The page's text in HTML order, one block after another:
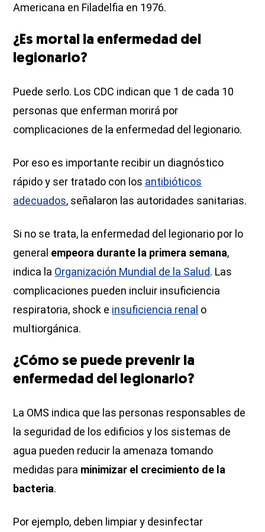
Americana en Filadelfia en 1976.
¿Es mortal la enfermedad del
legionario?
Puede serlo. Los CDC indican que 1 de cada 10
personas que enferman morirá por
complicaciones de la enfermedad del legionario.
Por eso es importante recibir un diagnóstico
rápido y ser tratado con los antibióticos
adecuados, señalaron las autoridades sanitarias.
Si no se trata, la enfermedad del legionario por lo
general empeora durante la primera semana,
indica la Organización Mundial de la Salud. Las
complicaciones pueden incluir insuficiencia
respiratoria, shock e insuficiencia renal o
multiorgánica.
¿Cómo se puede prevenir la
enfermedad del legionario?
La OMS indica que las personas responsables de
la seguridad de los edificios y los sistemas de
agua pueden reducir la amenaza tomando
medidas para minimizar el crecimiento de la
bacteria.
Por ejemplo, deben limpiar y desinfectar